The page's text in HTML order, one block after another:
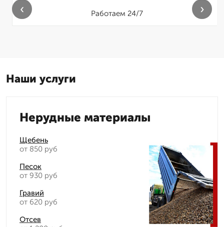
Работаем 24/7
‹ ›
Наши услуги
Нерудные материалы
Щебень
от 850 руб
Песок
от 930 руб
Гравий
от 620 руб
Отсев